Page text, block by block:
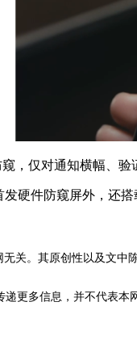
仅对通知横幅、验
件防窥屏外，还搭
关。其原创性以及文
更多信息，并不代表